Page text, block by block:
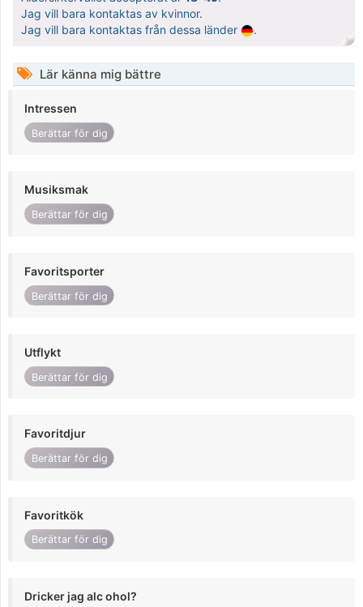
Jag vill bara kontaktas av kvinnor.
Jag vill bara kontaktas från dessa länder
.
Lär känna mig bättre
Intressen
Berättar för dig
Musiksmak
Berättar för dig
Favoritsporter
Berättar för dig
Utflykt
Berättar för dig
Favoritdjur
Berättar för dig
Favoritkök
Berättar för dig
Dricker jag alc ohol?